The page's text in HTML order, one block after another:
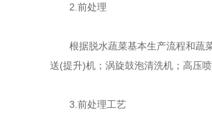
2.前处理
根据脱水蔬菜基本生产流程和蔬菜
送(提升)机；涡旋鼓泡清洗机；高压
3.前处理工艺